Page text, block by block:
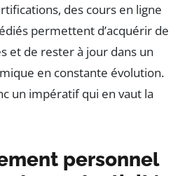
des cours en ligne
permettent d’acquérir de
et de rester à jour dans un
en constante évolution.
un impératif qui en vaut la
personnel